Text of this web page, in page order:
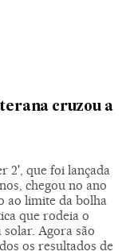
cruzou a
2', que foi lançada
chegou no ano
ao limite da bolha
que rodeia o
solar. Agora são
os resultados de